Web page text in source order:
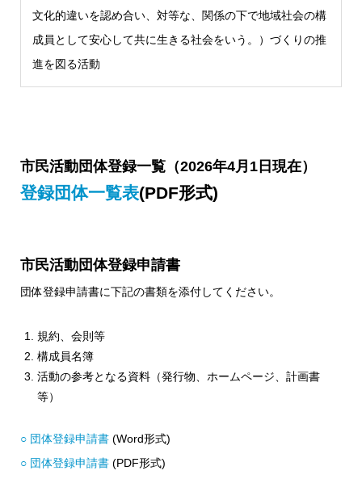
文化的違いを認め合い、対等な、関係の下で地域社会の構
成員として安心して共に生きる社会をいう。）づくりの推
進を図る活動
市民活動団体登録一覧（2026年4月1日現在）
登録団体一覧表(PDF形式)
市民活動団体登録申請書
団体登録申請書に下記の書類を添付してください。
規約、会則等
構成員名簿
活動の参考となる資料（発行物、ホームページ、計画書
等）
○ 団体登録申請書 (Word形式)
○ 団体登録申請書 (PDF形式)